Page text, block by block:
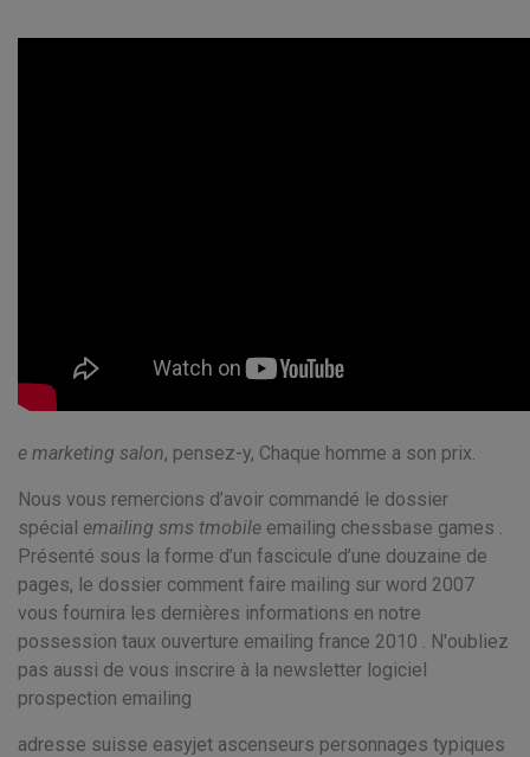
e marketing salon, pensez-y, Chaque homme a son prix.
Nous vous remercions d’avoir commandé le dossier
spécial emailing sms tmobile emailing chessbase games .
Présenté sous la forme d’un fascicule d’une douzaine de
pages, le dossier comment faire mailing sur word 2007
vous fournira les dernières informations en notre
possession taux ouverture emailing france 2010 . N'oubliez
pas aussi de vous inscrire à la newsletter logiciel
prospection emailing
adresse suisse easyjet ascenseurs personnages typiques